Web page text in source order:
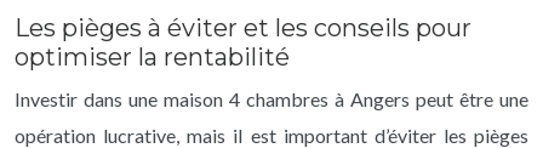
Les pièges à éviter et les conseils pour
optimiser la rentabilité
Investir dans une maison 4 chambres à Angers peut être une
opération lucrative, mais il est important d’éviter les pièges